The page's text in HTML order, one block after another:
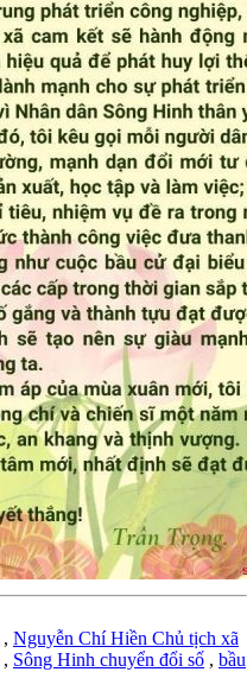
, Nguyễn Chí Hiền Chủ tịch xã
, Sông Hinh chuyển đổi số , bầu